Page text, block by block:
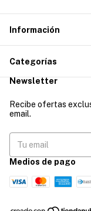
Información
Categorías
Newsletter
Recibe ofertas
email.
Medios de pago